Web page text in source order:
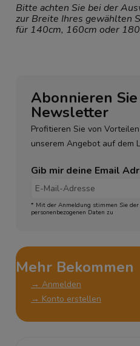
Bitte achten Sie bei der
zur Breite Ihres gewählten
für 140cm, 160cm oder
Abonnieren
Newsletter
Profitieren Sie von
unserem Angebot auf dem
Gib mir deine Email
* Mit der Anmeldung stimmen Sie
personenbezogenen Daten zu
Mehr Bekommen
→ Anmelden
→ Konto erstellen